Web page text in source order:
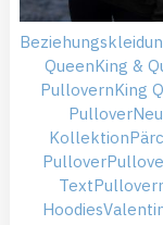
QueenKing &
PullovernKing
Pullover
Kollektion
Pullover
Text
Hoodies